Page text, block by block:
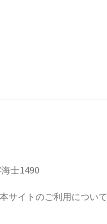
士1490
本サイトのご利用について